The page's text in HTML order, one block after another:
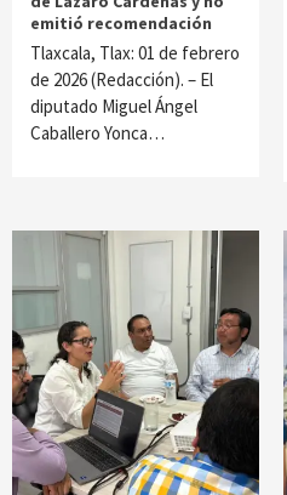
emitió recomendación
Tlaxcala, Tlax: 01 de febrero
de 2026 (Redacción). – El
diputado Miguel Ángel
Caballero Yonca…